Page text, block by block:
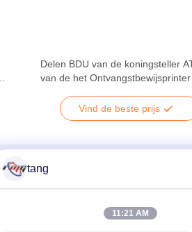
Delen BDU van de koningsteller
van de het Ontvangstbewijsprinter
Eenheid PT0631Vind de beste prijs
tang
11:21 AM